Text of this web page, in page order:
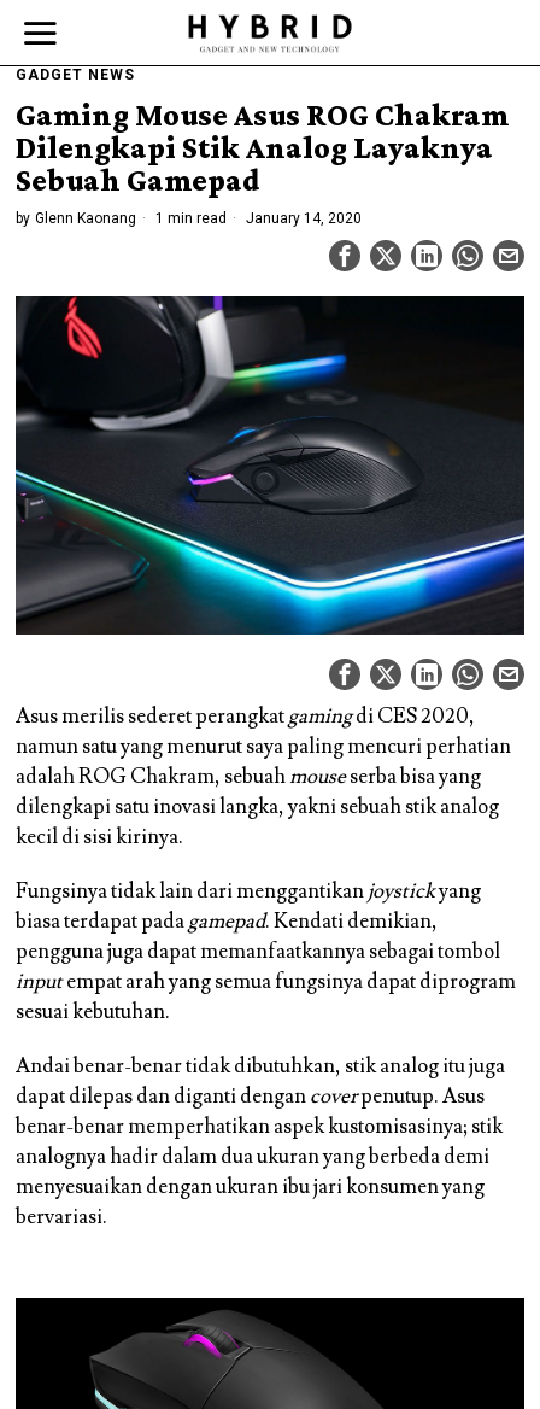
GADGET NEWS
Gaming Mouse Asus ROG Chakram
Dilengkapi Stik Analog Layaknya
Sebuah Gamepad
by Glenn Kaonang 1 min read January 14, 2020
Asus merilis sederet perangkatgamingdi CES 2020,
namun satu yang menurut saya paling mencuri perhatian
adalah ROG Chakram, sebuahmouseserba bisa yang
dilengkapi satu inovasi langka, yakni sebuah stik analog
kecil di sisi kirinya.
Fungsinya tidak lain dari menggantikanjoystickyang
biasa terdapat padagamepad. Kendati demikian,
pengguna juga dapat memanfaatkannya sebagai tombol
inputempat arah yang semua fungsinya dapat diprogram
sesuai kebutuhan.
Andai benar-benar tidak dibutuhkan, stik analog itu juga
dapat dilepas dan diganti dengancoverpenutup. Asus
benar-benar memperhatikan aspek kustomisasinya; stik
analognya hadir dalam dua ukuran yang berbeda demi
menyesuaikan dengan ukuran ibu jari konsumen yang
bervariasi.